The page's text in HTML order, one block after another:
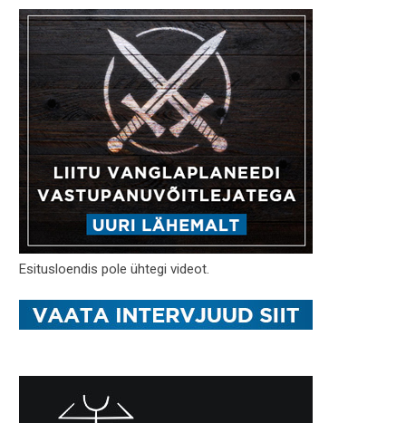
Esitusloendis pole ühtegi videot.